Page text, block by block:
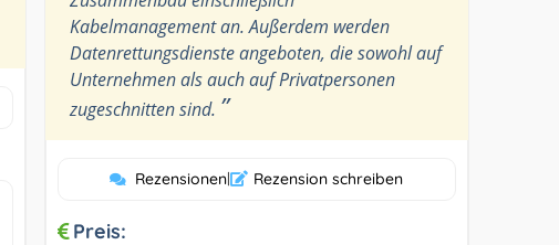
Kabelmanagement an. Außerdem werden
Datenrettungsdienste angeboten, die sowohl auf
Unternehmen als auch auf Privatpersonen
zugeschnitten sind. ”
Rezensionen| Rezension schreiben
Preis: